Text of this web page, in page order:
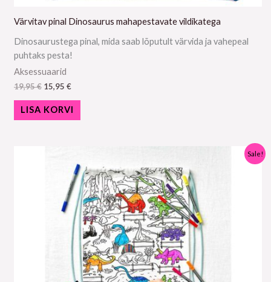
Värvitav pinal Dinosaurus mahapestavate vildikatega
Dinosaurustega pinal, mida saab lõputult värvida ja vahepeal
puhtaks pesta!
Aksessuaarid
19,95€ 15,95 €
LISA KORVI
Sale!
24,95 €.
on:
19,95 €.